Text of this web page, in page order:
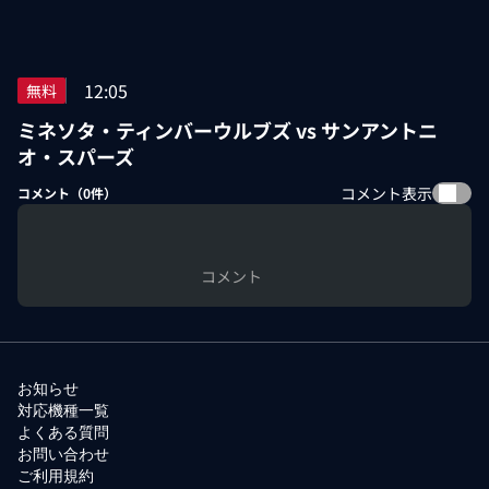
無料 12:05
ミネソタ・ティンバーウルブズ vs サンアントニ
オ・スパーズ
コメント（0件） コメント表示
コメント
お知らせ
対応機種一覧
よくある質問
お問い合わせ
ご利用規約